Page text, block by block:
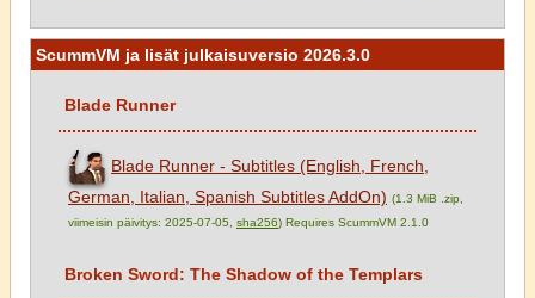
ScummVM ja lisät julkaisuversio 2026.3.0
Blade Runner
Blade Runner - Subtitles (English, French,
German, Italian, Spanish Subtitles AddOn) (1.3 MiB .zip,
viimeisin päivitys: 2025-07-05, sha256) Requires ScummVM 2.1.0
Broken Sword: The Shadow of the Templars